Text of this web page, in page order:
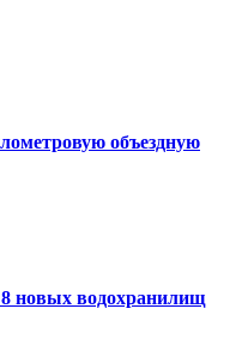
объездную
8 новых водохранилищ